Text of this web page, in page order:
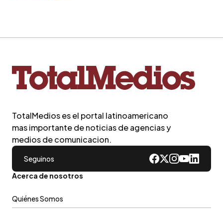
TotalMedios es el portal latinoamericano
mas importante de noticias de agencias y
medios de comunicacion.
Seguinos
Acerca de nosotros
Quiénes Somos